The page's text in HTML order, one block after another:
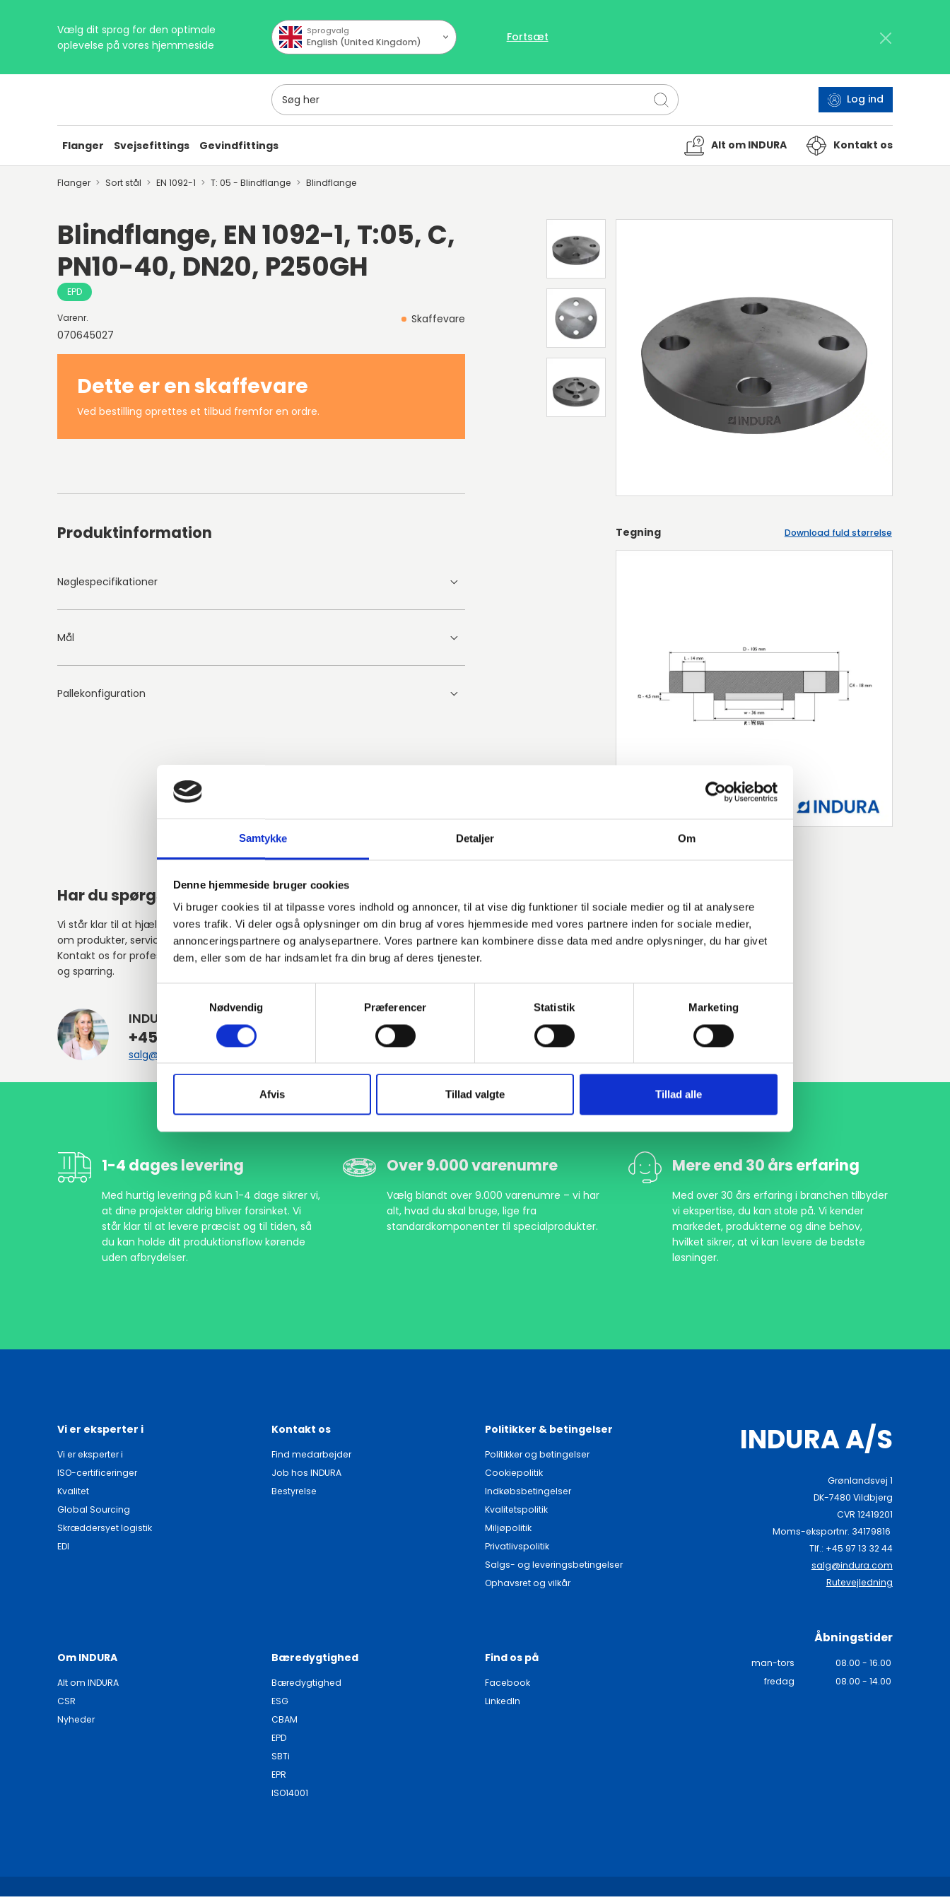
Samtykke Detaljer Om
Denne hjemmeside bruger cookies
Vi bruger cookies til at tilpasse vores indhold og annoncer, til at vise dig funktioner til sociale medier og til at analysere
vores trafik. Vi deler også oplysninger om din brug af vores hjemmeside med vores partnere inden for sociale medier,
annonceringspartnere og analysepartnere. Vores partnere kan kombinere disse data med andre oplysninger, du har givet
dem, eller som de har indsamlet fra din brug af deres tjenester.
Nødvendig
Præferencer Statistik Marketing
Afvis Tillad valgte Tillad alle
Vælg dit sprog for den optimale
oplevelse på vores hjemmeside
Sprogvalg
English (United Kingdom) Fortsæt
Søg her
Log ind
Flanger Svejsefittings Gevindfittings Alt om INDURA Kontakt os
Flanger Sort stål EN 1092-1 T: 05 - Blindflange Blindflange
Blindflange, EN 1092-1, T:05, C,
PN10-40, DN20, P250GH
EPD
Varenr.
070645027
Skaffevare
Dette er en skaffevare
Ved bestilling oprettes et tilbud fremfor en ordre.
Produktinformation
Nøglespecifikationer
Mål
Pallekonfiguration
Tegning Download fuld størrelse
Har du spørgsmål?
Vi står klar til at hjælpe med spørgsmål
om produkter, service eller andet.
Kontakt os for professionel rådgivning
og sparring.
INDURA DK
+45 97 13 32 44
salg@indura.com
1-4 dages levering
Med hurtig levering på kun 1-4 dage sikrer vi,
at dine projekter aldrig bliver forsinket. Vi
står klar til at levere præcist og til tiden, så
du kan holde dit produktionsflow kørende
uden afbrydelser.
Over 9.000 varenumre
Vælg blandt over 9.000 varenumre – vi har
alt, hvad du skal bruge, lige fra
standardkomponenter til specialprodukter.
Mere end 30 års erfaring
Med over 30 års erfaring i branchen tilbyder
vi ekspertise, du kan stole på. Vi kender
markedet, produkterne og dine behov,
hvilket sikrer, at vi kan levere de bedste
løsninger.
Vi er eksperter i
Vi er eksperter i
ISO-certificeringer
Kvalitet
Global Sourcing
Skræddersyet logistik
EDI
Kontakt os
Find medarbejder
Job hos INDURA
Bestyrelse
Politikker & betingelser
Politikker og betingelser
Cookiepolitik
Indkøbsbetingelser
Kvalitetspolitik
Miljøpolitik
Privatlivspolitik
Salgs- og leveringsbetingelser
Ophavsret og vilkår
Om INDURA
Alt om INDURA
CSR
Nyheder
Bæredygtighed
Bæredygtighed
ESG
CBAM
EPD
SBTi
EPR
ISO14001
Find os på
Facebook
LinkedIn
INDURA A/S
Grønlandsvej 1
DK-7480 Vildbjerg
CVR 12419201
Moms-eksportnr. 34179816
Tlf.: +45 97 13 32 44
salg@indura.com
Rutevejledning
Åbningstider
man-tors
08.00 - 16.00
fredag
08.00 - 14.00